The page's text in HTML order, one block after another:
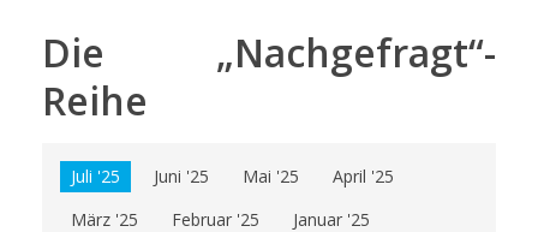
Die „Nachgefragt“-
Reihe
Juli '25 Juni '25 Mai '25
April '25
März '25
Februar '25
Januar '25